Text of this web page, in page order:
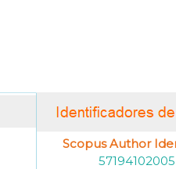
Scopus Author
57194102005